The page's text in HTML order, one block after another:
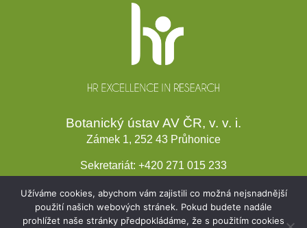
Botanický ústav AV ČR, v. v. i.
Zámek 1, 252 43 Průhonice
Sekretariát: +420 271 015 233
IČO:67985939
Dat. schránka:8nindrj
Užíváme cookies, abychom vám zajistili co možná nejsnadnější
použití našich webových stránek. Pokud budete nadále
prohlížet naše stránky předpokládáme, že s použitím cookies